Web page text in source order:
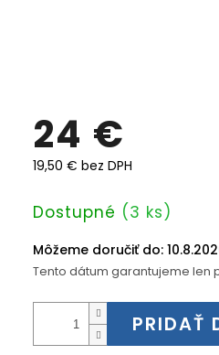
24 €
19,50 € bez DPH
Jednotková
Dostupné (3 ks)
Môžeme doručiť do:
Tento dátum garantujeme len
PRIDAŤ